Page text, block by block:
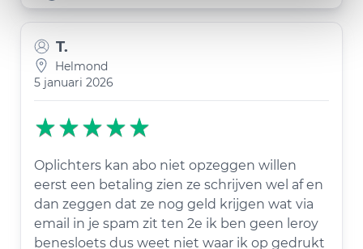
T.
Helmond
5 januari 2026
Oplichters kan abo niet opzeggen willen
eerst een betaling zien ze schrijven wel af en
dan zeggen dat ze nog geld krijgen wat via
email in je spam zit ten 2e ik ben geen leroy
benesloets dus weet niet waar ik op gedrukt